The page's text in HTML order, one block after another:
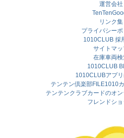
運営会社
リンク集
プライバシー
1010CLUB 採
サイトマ
在庫車両
1010CLUB
1010CLUBアプ
テンテン倶楽部FILE1010
テンテンクラブカードのオ
フレンドシ